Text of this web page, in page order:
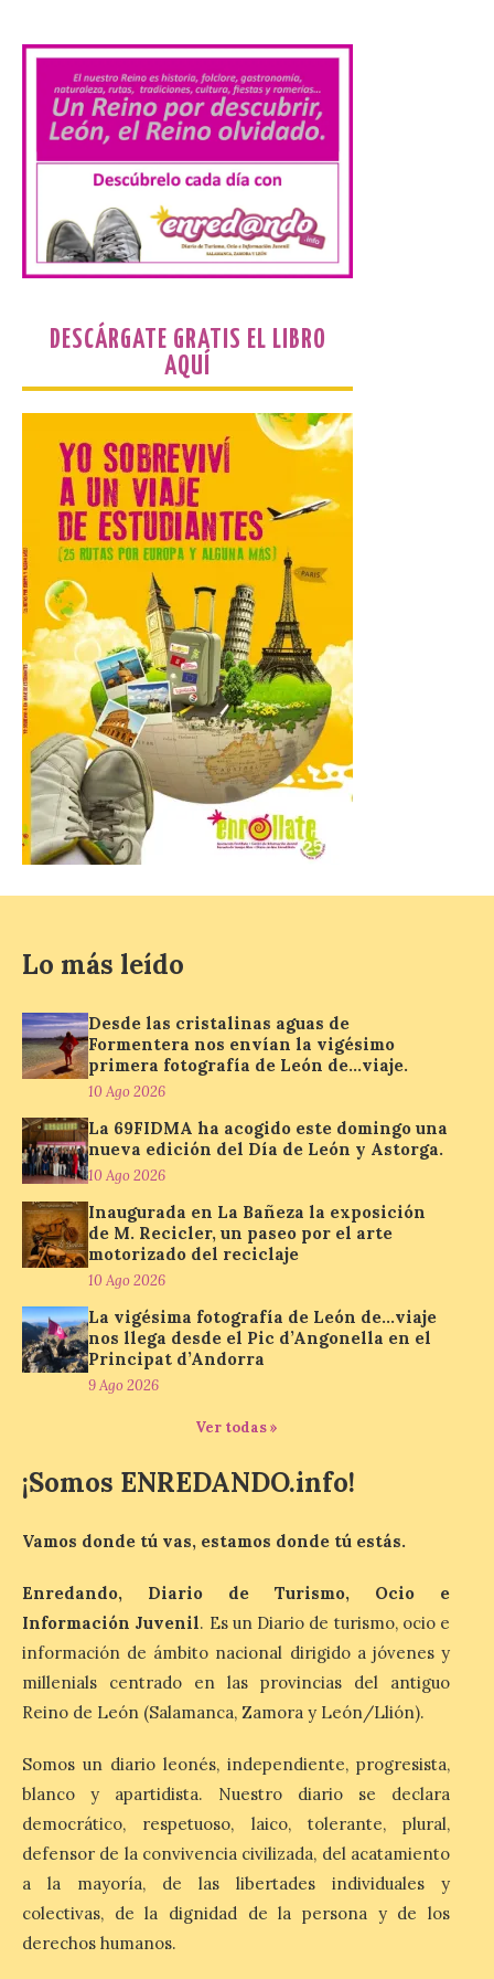
nuevo récord
10 Ago 2026
El Ministerio publica la
Estadística de las
Enseñanzas no
universitarias. Datos
avance 2025-2026 con las
cifras actualizadas del curso escolar
recién finalizado. El Grado Básico crece
un 2,1%, el Grado Medio un 2,7%, el Grado
La 69FIDMA ha acogido
este domingo una nueva
edición del Día de León y
Astorga.
10 Ago 2026
El presidente de la
Diputación de León,
Gerardo Álvarez Courel, y
el vicepresidente Roberto
Aller han participado en el
acto institucional organizado con motivo
del Día de León. Organizada por la
Cámara de Comercio de Gijón, FIDMA es
una feria […]
CIUDEN acoge un nuevo
gran proyecto expositivo
que conecta la obra de
Eduardo Chillida con el
enero de 2027 la muestra
‘Eduardo Chillida. Pensar
con las manos’, formada
por 125 piezas de una de las figuras
esenciales del arte contemporáneo.
Hierro, vacío y memoria industrial
marcan esta exposición […]
Protección Civil activa la
fase de Preemergencia en
Situación Operativa 1 del
Plan Estatal General de
Emergencias ante los
riesgos potenciales
asociados al eclipse
10 Ago 2026
El dispositivo se refuerza
días antes del eclipse
España de oeste a este, y
acontecimiento histórico. Algunas
comunidades autónomas ya han […]
El Ayuntamiento de
Segovia presenta “Música
para un eclipse”, un
concierto único con
motivo del eclipse de sol
10 Ago 2026
12 de agosto en el
enlosado de la Catedral,
DESCÁRGATE GRATIS EL LIBRO
AQUÍ
Lo más leído
Desde las cristalinas aguas de
Formentera nos envían la vigésimo
primera fotografía de León de…viaje.
10 Ago 2026
La 69FIDMA ha acogido este domingo una
nueva edición del Día de León y Astorga.
10 Ago 2026
Inaugurada en La Bañeza la exposición
de M. Recicler, un paseo por el arte
motorizado del reciclaje
10 Ago 2026
La vigésima fotografía de León de…viaje
nos llega desde el Pic d’Angonella en el
Principat d’Andorra
9 Ago 2026
Ver todas »
¡Somos ENREDANDO.info!
Vamos donde tú vas, estamos donde tú estás.
Enredando, Diario de Turismo, Ocio e
Información Juvenil. Es un Diario de turismo, ocio e
información de ámbito nacional dirigido a jóvenes y
millenials centrado en las provincias del antiguo
Reino de León (Salamanca, Zamora y León/Llión).
Somos un diario leonés, independiente, progresista,
blanco y apartidista. Nuestro diario se declara
democrático, respetuoso, laico, tolerante, plural,
defensor de la convivencia civilizada, del acatamiento
a la mayoría, de las libertades individuales y
colectivas, de la dignidad de la persona y de los
derechos humanos.